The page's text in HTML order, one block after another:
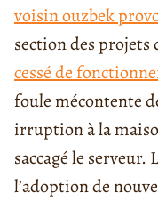
voisin ouzbek
section des
cessé de
foule mécontente
irruption à la
saccagé le
l’adoption de